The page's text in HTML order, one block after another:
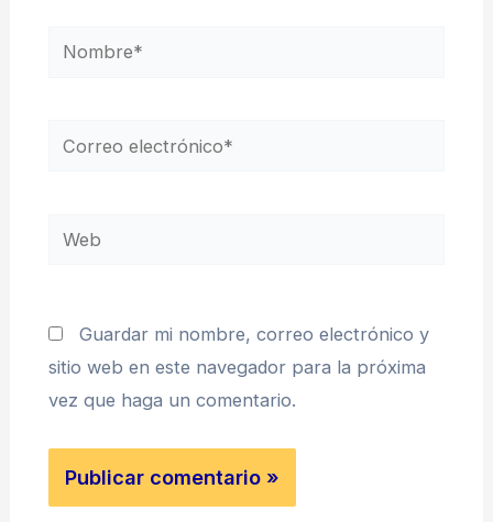
Nombre*
Correo
Web
Guardar mi nombre, correo electrónico y
sitio web en este navegador para la próxima
vez que haga un comentario.